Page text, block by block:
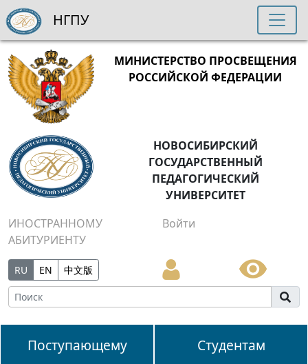
МИНИСТЕРСТВО ПРОСВЕЩЕНИЯ
РОССИЙСКОЙ ФЕДЕРАЦИИ
НОВОСИБИРСКИЙ
ГОСУДАРСТВЕННЫЙ
ПЕДАГОГИЧЕСКИЙ
УНИВЕРСИТЕТ
ИНОСТРАННОМУ
АБИТУРИЕНТУ
Войти
RU EN 中文版
Поступающему Студентам
НГПУ